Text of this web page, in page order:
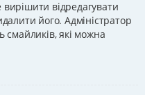
відредагувати
його. Адміністратор
смайликів, які можна